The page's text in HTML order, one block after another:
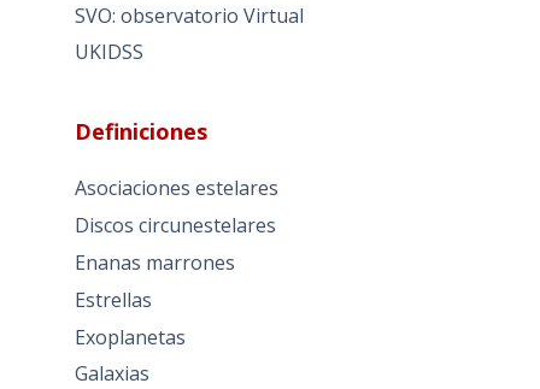
SVO: observatorio Virtual
UKIDSS
Definiciones
Asociaciones estelares
Discos circunestelares
Enanas marrones
Estrellas
Exoplanetas
Galaxias